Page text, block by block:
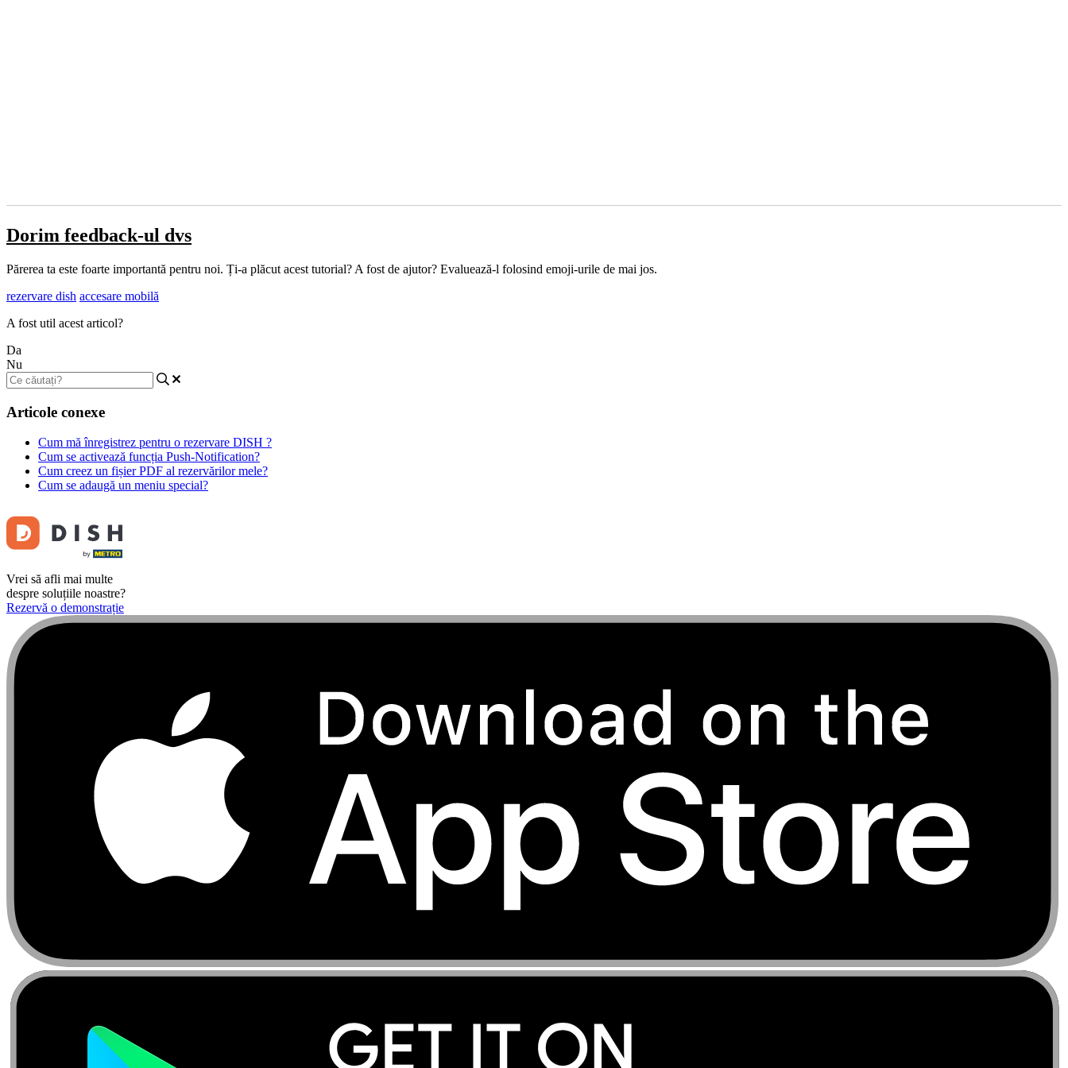
Dorim feedback-ul dvs
Părerea ta este foarte importantă pentru noi. Ți-a plăcut acest tutorial? A fost de ajutor? Evaluează-l folosind emoji-urile de mai jos.
rezervare dish accesare mobilă
A fost util acest articol?
Da
Nu
Articole conexe
Cum mă înregistrez pentru o rezervare DISH ?
Cum se activează funcția Push-Notification?
Cum creez un fișier PDF al rezervărilor mele?
Cum se adaugă un meniu special?
Vrei să afli mai multe
despre soluțiile noastre?
Rezervă o demonstrație